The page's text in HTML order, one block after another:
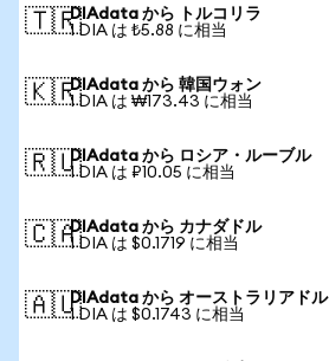
🇹🇷DIAdata から トルコリラ
1 DIA は ₺5.88 に相当
🇰🇷DIAdata から 韓国ウォン
1 DIA は ₩173.43 に相当
🇷🇺DIAdata から ロシア・ルーブル
1 DIA は ₽10.05 に相当
🇨🇦DIAdata から カナダドル
1 DIA は $0.1719 に相当
🇦🇺DIAdata から オーストラリアドル
1 DIA は $0.1743 に相当